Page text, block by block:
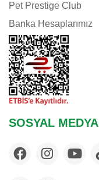
Pet Prestige Club
Banka Hesaplarımız
SOSYAL MEDYA